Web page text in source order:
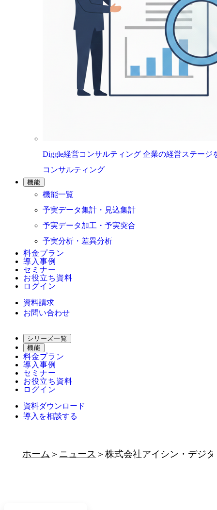
Diggle経営コンサルティング 企業の経営ステージ
コンサルティング
機能
機能一覧
予実データ集計・見込集計
予実データ加工・予実突合
予実分析・差異分析
料金プラン
導入事例
セミナー
お役立ち資料
ログイン
資料請求
お問い合わせ
シリーズ一覧
機能
料金プラン
導入事例
セミナー
お役立ち資料
ログイン
資料ダウンロード
導入を相談する
ホーム ニュース 株式会社アイシン・デジ